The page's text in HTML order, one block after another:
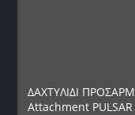
ΔΑΧΤΥΛΙΔΙ
Attachment PULSAR